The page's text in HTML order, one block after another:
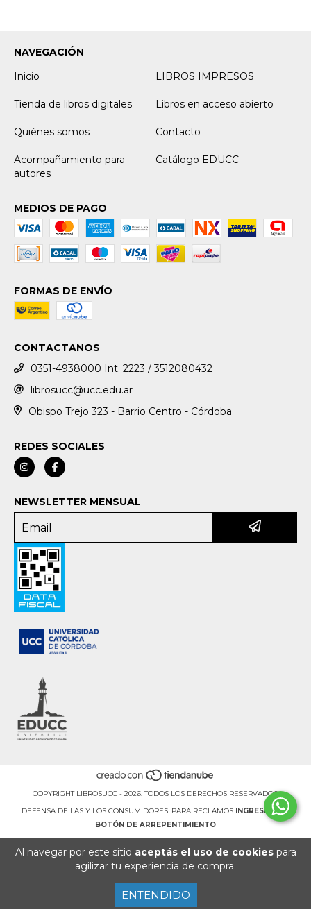
Al navegar por este sitio aceptás el uso de cookiespara
agilizar tu experiencia de compra.
ENTENDIDO
NAVEGACIÓN
Inicio
LIBROS IMPRESOS
Tienda de libros digitales Libros en acceso abierto
Quiénes somos Contacto
Acompañamiento para
autores
Catálogo EDUCC
MEDIOS DE PAGO
FORMAS DE ENVÍO
CONTACTANOS
0351-4938000 Int. 2223 / 3512080432
librosucc@ucc.edu.ar
Obispo Trejo 323 - Barrio Centro - Córdoba
REDES SOCIALES
NEWSLETTER MENSUAL
COPYRIGHT LIBROSUCC - 2026. TODOS LOS DERECHOS RESERVADOS.
DEFENSA DE LAS Y LOS CONSUMIDORES. PARA RECLAMOS INGRESÁ ACÁ.
BOTÓN DE ARREPENTIMIENTO